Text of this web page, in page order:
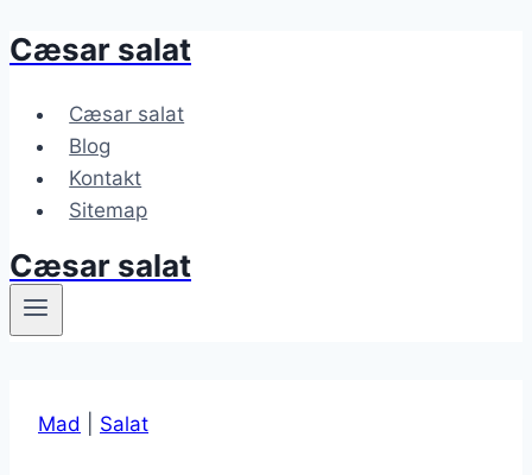
Fortsæt
indhold
Cæsar salat
Cæsar salat
Blog
Kontakt
Sitemap
Cæsar salat
Mad Salat